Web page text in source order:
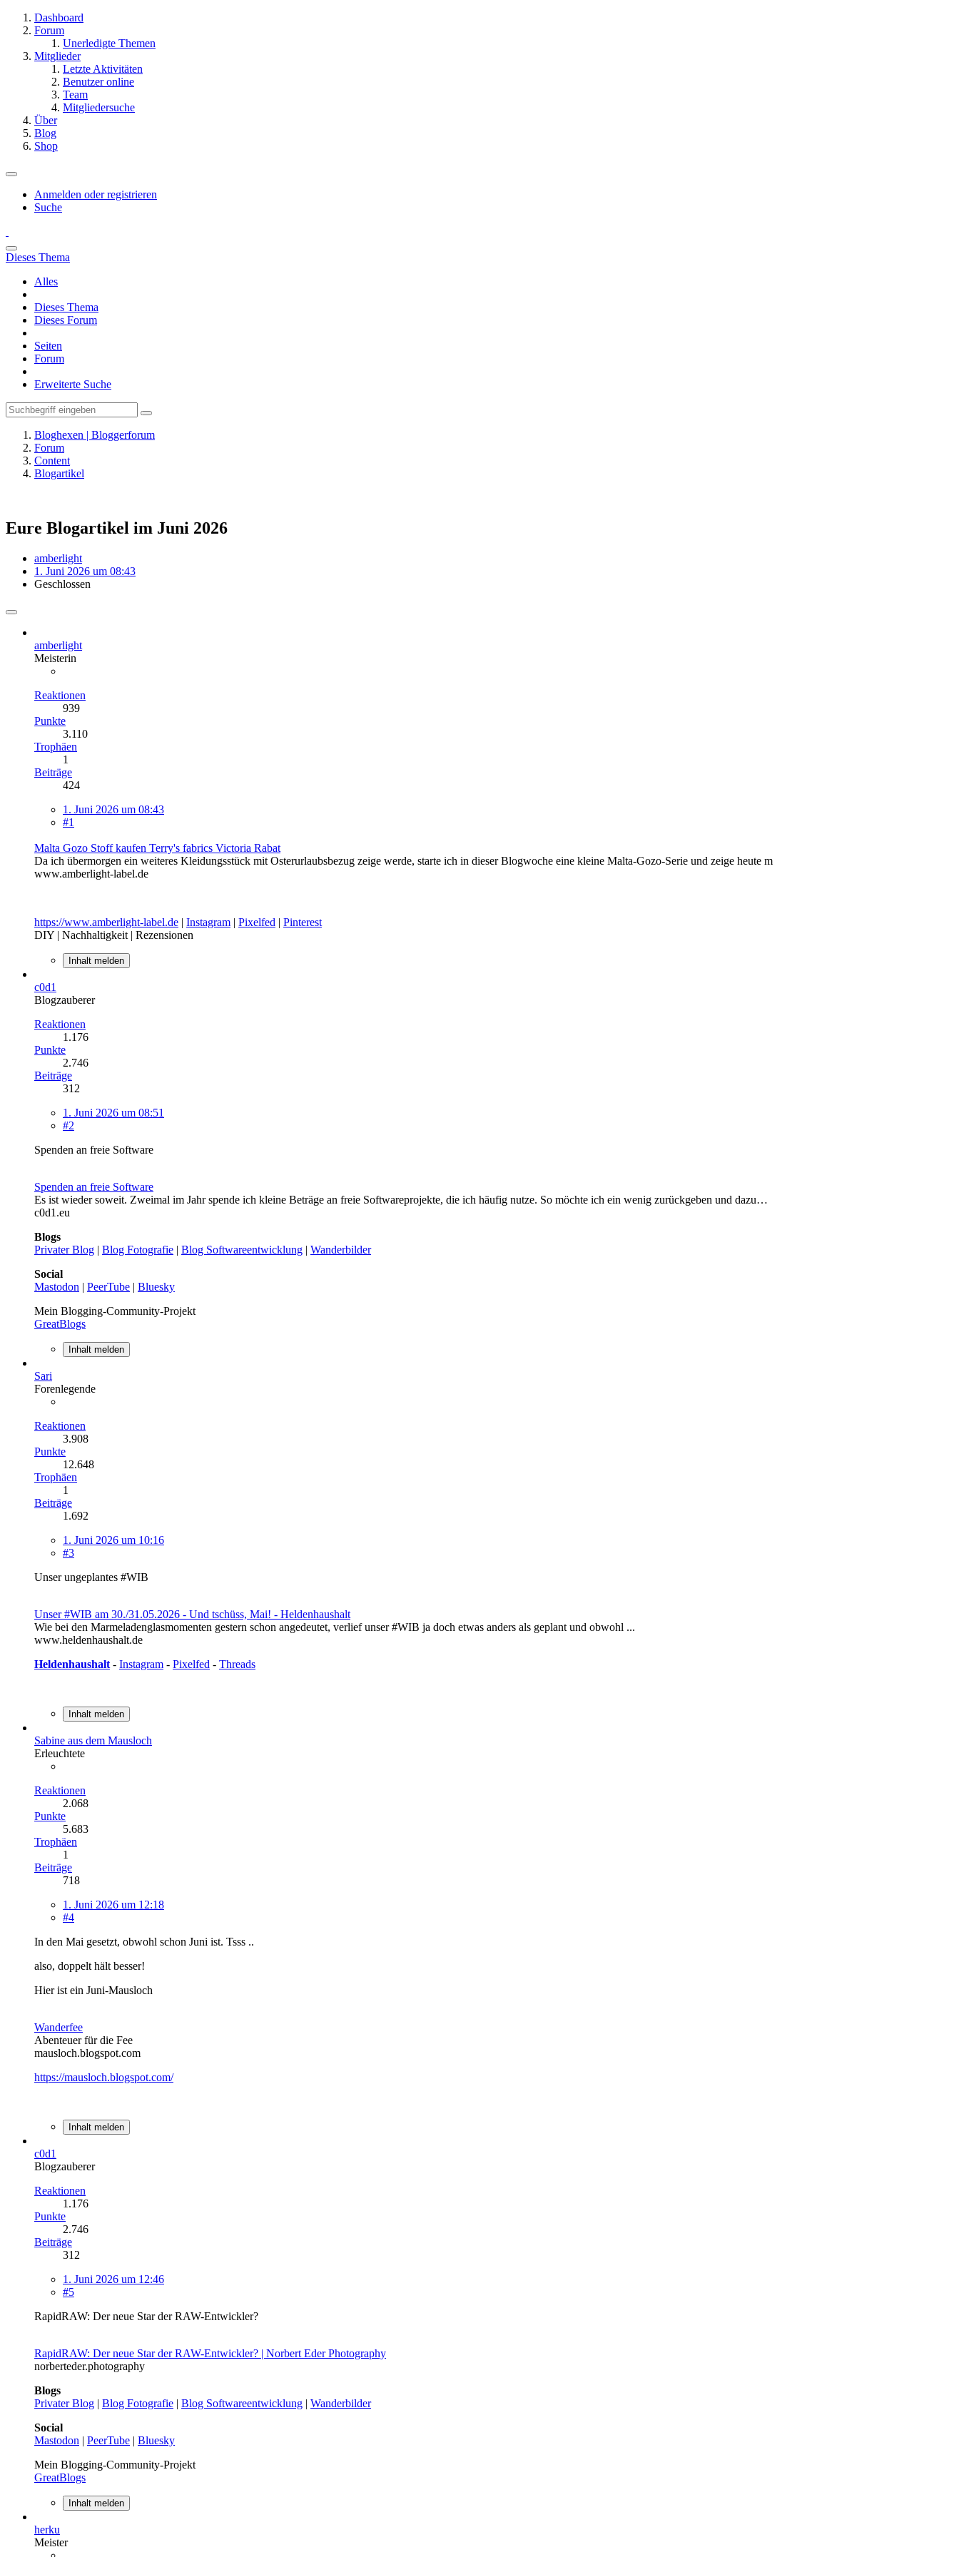
Dashboard
Forum
Unerledigte Themen
Mitglieder
Letzte Aktivitäten
Benutzer online
Team
Mitgliedersuche
Über
Blog
Shop
Anmelden oder registrieren
Suche
Dieses Thema
Alles
Dieses Thema
Dieses Forum
Seiten
Forum
Erweiterte Suche
Bloghexen | Bloggerforum
Forum
Content
Blogartikel
Eure Blogartikel im Juni 2026
amberlight
1. Juni 2026 um 08:43
Geschlossen
amberlight
Meisterin
Reaktionen
939
Punkte
3.110
Trophäen
1
Beiträge
424
1. Juni 2026 um 08:43
#1
Malta Gozo Stoff kaufen Terry's fabrics Victoria Rabat
Da ich übermorgen ein weiteres Kleidungsstück mit Osterurlaubsbezug zeige werde, starte ich in dieser Blogwoche eine kleine Malta-Gozo-Serie und zeige heute m
www.amberlight-label.de
https://www.amberlight-label.de | Instagram | Pixelfed | Pinterest
DIY | Nachhaltigkeit | Rezensionen
Inhalt melden
c0d1
Blogzauberer
Reaktionen
1.176
Punkte
2.746
Beiträge
312
1. Juni 2026 um 08:51
#2
Spenden an freie Software
Spenden an freie Software
Es ist wieder soweit. Zweimal im Jahr spende ich kleine Beträge an freie Softwareprojekte, die ich häufig nutze. So möchte ich ein wenig zurückgeben und dazu…
c0d1.eu
Blogs
Privater Blog | Blog Fotografie | Blog Softwareentwicklung | Wanderbilder
Social
Mastodon | PeerTube | Bluesky
Mein Blogging-Community-Projekt
GreatBlogs
Inhalt melden
Sari
Forenlegende
Reaktionen
3.908
Punkte
12.648
Trophäen
1
Beiträge
1.692
1. Juni 2026 um 10:16
#3
Unser ungeplantes #WIB
Unser #WIB am 30./31.05.2026 - Und tschüss, Mai! - Heldenhaushalt
Wie bei den Marmeladenglasmomenten gestern schon angedeutet, verlief unser #WIB ja doch etwas anders als geplant und obwohl ...
www.heldenhaushalt.de
Heldenhaushalt - Instagram - Pixelfed - Threads
Inhalt melden
Sabine aus dem Mausloch
Erleuchtete
Reaktionen
2.068
Punkte
5.683
Trophäen
1
Beiträge
718
1. Juni 2026 um 12:18
#4
In den Mai gesetzt, obwohl schon Juni ist. Tsss ..
also, doppelt hält besser!
Hier ist ein Juni-Mausloch
Wanderfee
Abenteuer für die Fee
mausloch.blogspot.com
https://mausloch.blogspot.com/
Inhalt melden
c0d1
Blogzauberer
Reaktionen
1.176
Punkte
2.746
Beiträge
312
1. Juni 2026 um 12:46
#5
RapidRAW: Der neue Star der RAW-Entwickler?
RapidRAW: Der neue Star der RAW-Entwickler? | Norbert Eder Photography
norberteder.photography
Blogs
Privater Blog | Blog Fotografie | Blog Softwareentwicklung | Wanderbilder
Social
Mastodon | PeerTube | Bluesky
Mein Blogging-Community-Projekt
GreatBlogs
Inhalt melden
herku
Meister